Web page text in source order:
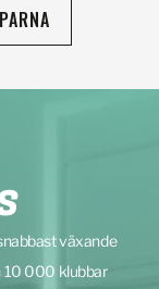
växande
10 000 klubbar